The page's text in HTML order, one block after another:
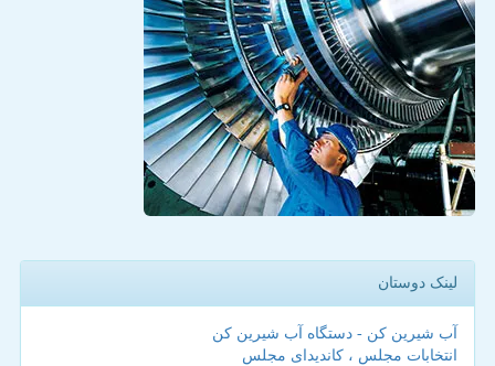
لینک دوستان
آب شیرین کن - دستگاه آب شیرین کن
انتخابات مجلس ، کاندیدای مجلس